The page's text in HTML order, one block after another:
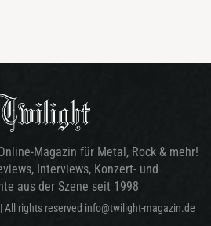
Magazin für Metal, Rock & mehr!
Interviews, Konzert- und
aus der Szene seit 1998
| All rights reserved info@twilight-magazin.de